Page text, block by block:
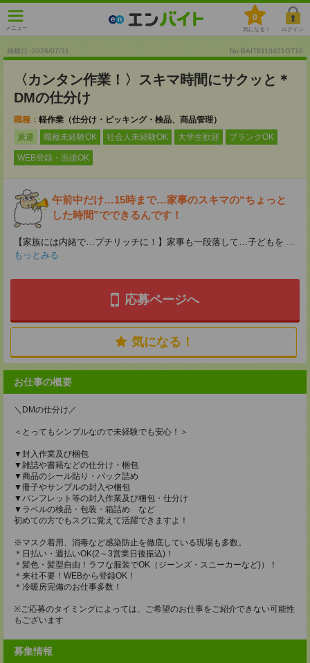
メニュー
0
気になる！ ログイン
掲載日 :2026/07/31 No.BAIT8110421GT16
〈カンタン作業！〉スキマ時間にサクッと＊
DMの仕分け
職種： 軽作業（仕分け・ピッキング・検品、商品管理）
派遣
職種未経験OK 社会人未経験OK 大学生歓迎 ブランクOK
WEB登録・面接OK
午前中だけ…15時まで…家事のスキマの“ちょっと
した時間”でできるんです！
【家族には内緒で…プチリッチに！】家事も一段落して…子どもを ...
もっとみる
応募ページへ
気になる！
お仕事の概要
＼DMの仕分け／
＜とってもシンプルなので未経験でも安心！＞
▼封入作業及び梱包
▼雑誌や書籍などの仕分け・梱包
▼商品のシール貼り・パック詰め
▼冊子やサンプルの封入や梱包
▼パンフレット等の封入作業及び梱包・仕分け
▼ラベルの検品・包装・箱詰め など
初めての方でもスグに覚えて活躍できますよ！
※マスク着用、消毒など感染防止を徹底している現場も多数。
＊日払い・週払いOK(2～3営業日後振込)！
＊髪色・髪型自由！ラフな服装でOK（ジーンズ・スニーカーなど)）！
＊来社不要！WEBから登録OK！
＊冷暖房完備のお仕事多数！
※ご応募のタイミングによっては、ご希望のお仕事をご紹介できない可能性
もございます
募集情報